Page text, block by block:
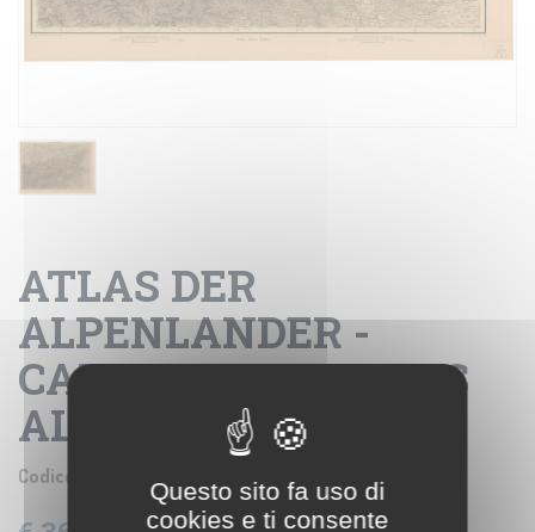
ATLAS DER
ALPENLANDER -
CARTE DES PAYS DES
ALPES - FOGLIO 3
Codice prodotto: IGM B0020959
Questo sito fa uso di
cookies e ti consente